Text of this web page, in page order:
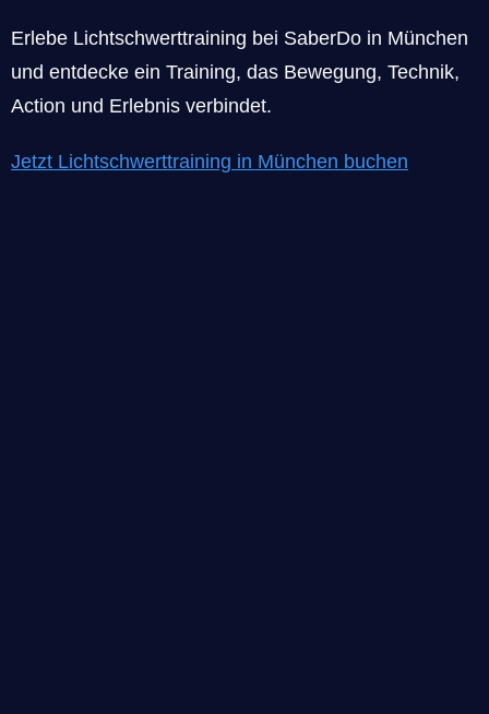
Erlebe Lichtschwerttraining bei SaberDo in München
und entdecke ein Training, das Bewegung, Technik,
Action und Erlebnis verbindet.
Jetzt Lichtschwerttraining in München buchen